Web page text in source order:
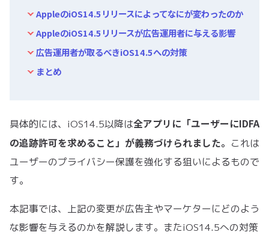
AppleのiOS14.5リリースによってなにが変わったのか
AppleのiOS14.5リリースが広告運用者に与える影響
広告運用者が取るべきiOS14.5への対策
まとめ
具体的には、iOS14.5以降は全アプリに「ユーザーにIDFA
の追跡許可を求めること」が義務づけられました。 これは
ユーザーのプライバシー保護を強化する狙いによるもので
す。
本記事では、上記の変更が広告主やマーケターにどのよう
な影響を与えるのかを解説します。またiOS14.5への対策